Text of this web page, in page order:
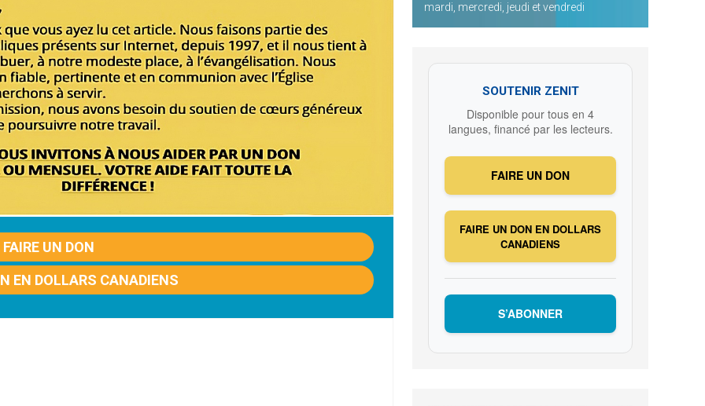
FAIRE UN DON
EN DOLLARS CANADIENS
mardi, mercredi, jeudi et vendredi
SOUTENIR ZENIT
Disponible pour tous en 4
langues, financé par les lecteurs.
FAIRE UN DON
FAIRE UN DON EN DOLLARS
CANADIENS
S’ABONNER